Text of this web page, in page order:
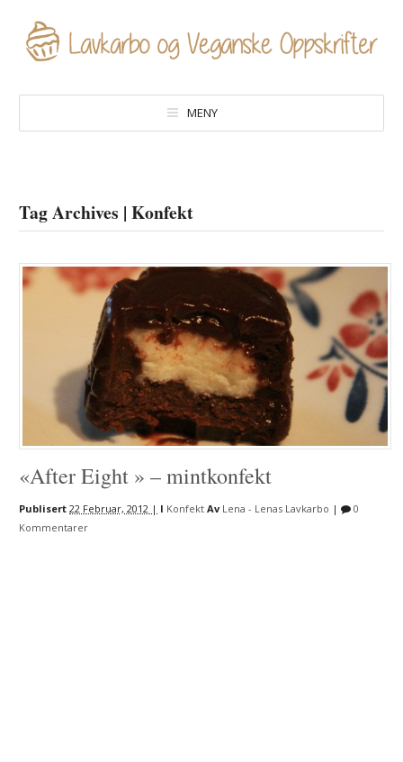
MENY
Tag Archives | Konfekt
«After Eight » – mintkonfekt
Publisert22 Februar, 2012 | I Konfekt Av Lena - Lenas Lavkarbo |
0
Kommentarer